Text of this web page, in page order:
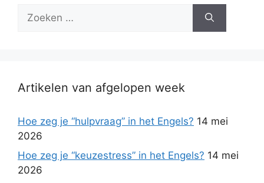
naar:
Artikelen van afgelopen week
Hoe zeg je “hulpvraag” in het Engels? 14 mei
2026
Hoe zeg je “keuzestress” in het Engels? 14 mei
2026